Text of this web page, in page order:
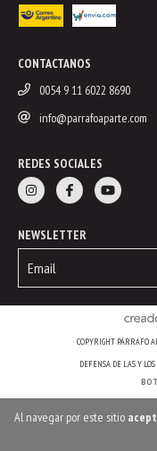
Al navegar por este sitio
CONTACTANOS
0054 9 11 6022 8690
info@parrafoaparte.com
REDES SOCIALES
NEWSLETTER
COPYRIGHT PÁRRAFO
DEFENSA DE LAS Y